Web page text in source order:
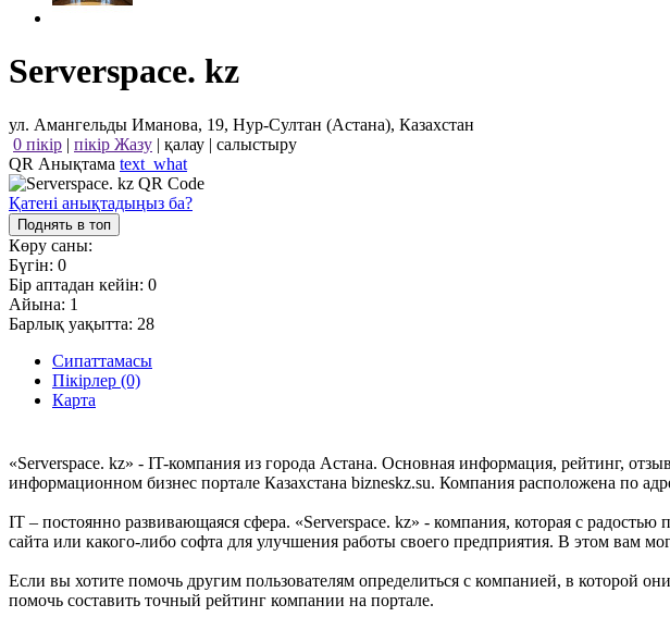
Serverspace. kz
ул. Амангельды Иманова, 19, Нур-Султан (Астана), Казахстан
0 пікір | пікір Жазу | қалау | салыстыру
QR Анықтама text_what
Қатені анықтадыңыз ба?
Поднять в топ
Көру саны:
Бүгін: 0
Бір аптадан кейін: 0
Айына: 1
Барлық уақытта: 28
Сипаттамасы
Пікірлер (0)
Карта
«Serverspace. kz» - IT-компания из города Астана. Основная информация, рейтинг,
информационном бизнес портале Казахстана bizneskz.su. Компания расположена по
IT – постоянно развивающаяся сфера. «Serverspace. kz» - компания, которая с
сайта или какого-либо софта для улучшения работы своего предприятия. В этом вам
Если вы хотите помочь другим пользователям определиться с компанией, в которой
помочь составить точный рейтинг компании на портале.